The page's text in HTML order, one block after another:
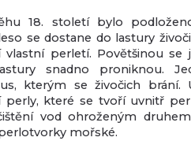
18. století bylo
se dostane do lastury
perletí. Povětšinou se
snadno proniknou.
kterým se živočich brání.
perly, které se tvoří uvnitř
vod ohroženým
mořské.